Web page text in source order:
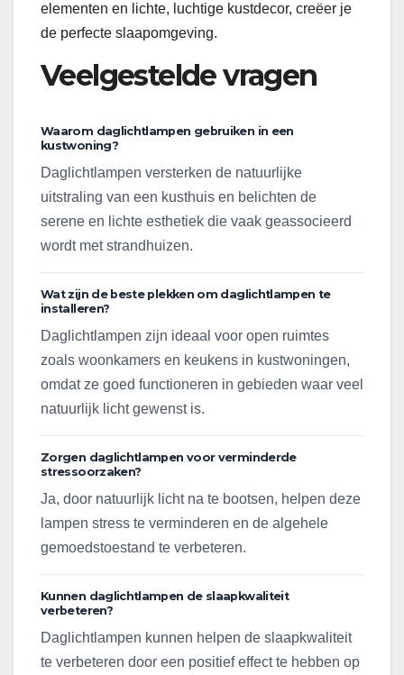
elementen en lichte, luchtige kustdecor, creëer je
de perfecte slaapomgeving.
Veelgestelde vragen
Waarom daglichtlampen gebruiken in een
kustwoning?
Daglichtlampen versterken de natuurlijke
uitstraling van een kusthuis en belichten de
serene en lichte esthetiek die vaak geassocieerd
wordt met strandhuizen.
Wat zijn de beste plekken om daglichtlampen te
installeren?
Daglichtlampen zijn ideaal voor open ruimtes
zoals woonkamers en keukens in kustwoningen,
omdat ze goed functioneren in gebieden waar veel
natuurlijk licht gewenst is.
Zorgen daglichtlampen voor verminderde
stressoorzaken?
Ja, door natuurlijk licht na te bootsen, helpen deze
lampen stress te verminderen en de algehele
gemoedstoestand te verbeteren.
Kunnen daglichtlampen de slaapkwaliteit
verbeteren?
Daglichtlampen kunnen helpen de slaapkwaliteit
te verbeteren door een positief effect te hebben op